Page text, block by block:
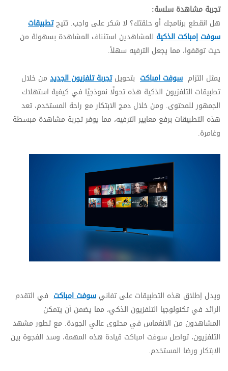
تجربة مشاهدة سلسة:
هل انقطع برنامجك أو حلقتك؟ لا شكر على واجب. تتيحتطبيقات
سوفت إمباكت الذكية للمشاهدين استئناف المشاهدة بسهولة من
حيث توقفوا، مما يجعل الترفيه سهلاً.
يمثل التزام سوفت امباكت بتحويلتجربة تلفزيون الجديد من خلال
تطبيقات التلفزيون الذكية هذه تحولًا نموذجيًا في كيفية استهلاك
الجمهور للمحتوى. ومن خلال دمج الابتكار مع راحة المستخدم، تعد
هذه التطبيقات برفع معايير الترفيه، مما يوفر تجربة مشاهدة مبسطة
وغامرة.
ويدل إطلاق هذه التطبيقات على تفاني سوفت امباكت في التقدم
الرائد في تكنولوجيا التلفزيون الذكي، مما يضمن أن يتمكن
المشاهدون من الانغماس في محتوى عالي الجودة. مع تطور مشهد
التلفزيون، تواصل سوفت امباكت قيادة هذه المهمة، وسد الفجوة بين
الابتكار ورضا المستخدم.